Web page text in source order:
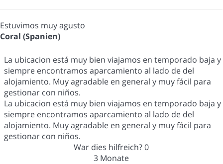
Estuvimos muy agusto
Coral (Spanien)
La ubicacion está muy bien viajamos en temporado baja y
siempre encontramos aparcamiento al lado de del
alojamiento. Muy agradable en general y muy fácil para
gestionar con niños.
La ubicacion está muy bien viajamos en temporado baja y
siempre encontramos aparcamiento al lado de del
alojamiento. Muy agradable en general y muy fácil para
gestionar con niños.
War dies hilfreich?0
3 Monate